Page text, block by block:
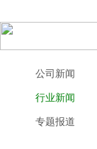
公司新闻
行业新闻
专题报道